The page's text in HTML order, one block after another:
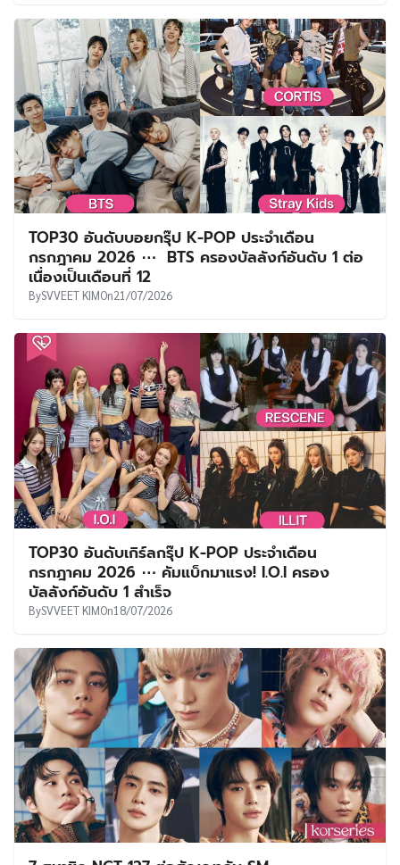
TOP30 อันดับบอยกรุ๊ป K-POP ประจำเดือน
กรกฎาคม 2026 ⋯ BTS ครองบัลลังก์อันดับ 1 ต่อ
เนื่องเป็นเดือนที่ 12
BySVVEET KIMOn21/07/2026
TOP30 อันดับเกิร์ลกรุ๊ป K-POP ประจำเดือน
กรกฎาคม 2026 ⋯ คัมแบ็กมาแรง! I.O.I ครอง
บัลลังก์อันดับ 1 สำเร็จ
BySVVEET KIMOn18/07/2026